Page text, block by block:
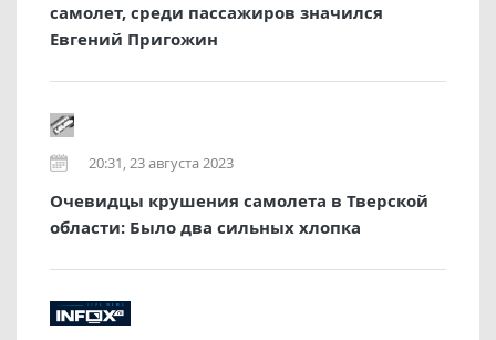
самолет, среди пассажиров значился
Евгений Пригожин
20:31, 23 августа 2023
Очевидцы крушения самолета в Тверской
области: Было два сильных хлопка